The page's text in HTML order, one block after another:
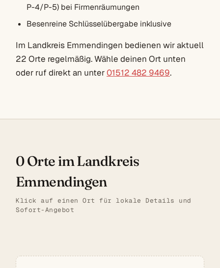
P-4/P-5) bei Firmenräumungen
Besenreine Schlüsselübergabe inklusive
Im Landkreis Emmendingen bedienen wir aktuell
22 Orte regelmäßig. Wähle deinen Ort unten
oder ruf direkt an unter 01512 482 9469.
0 Orte im Landkreis
Emmendingen
Klick auf einen Ort für lokale Details und
Sofort-Angebot